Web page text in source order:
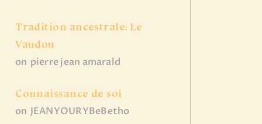
pierre jean amarald
on
Tradition ancestrale: Le
Vaudou
JEANYOURYBeBetho
on
Connaissance de soi